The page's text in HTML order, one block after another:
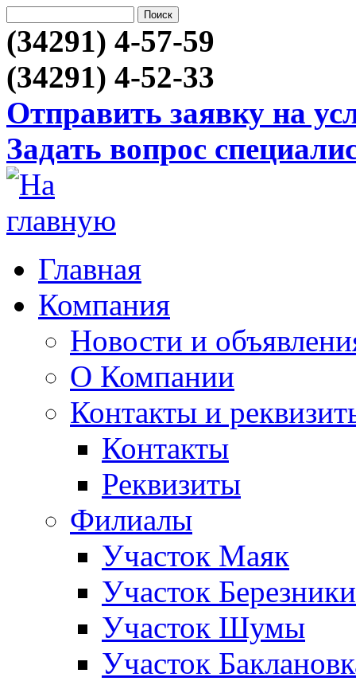
(34291) 4-57-59
(34291) 4-52-33
Отправить заявку на
Задать вопрос
Главная
Компания
Новости и
О Компании
Контакты и
Контакты
Реквизиты
Филиалы
Участок Маяк
Участок Березники
Участок Шумы
Участок